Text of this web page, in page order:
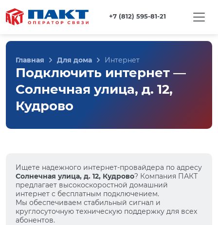
+7 (812) 595-81-21
Главная Для дома Интернет
Подключить интернет —
Солнечная улица, д. 12,
Кудрово
Ищете надежного интернет-провайдера по адресу
Солнечная улица, д. 12, Кудрово? Компания ПАКТ
предлагает высокоскоростной домашний
интернет с бесплатным подключением.
Мы обеспечиваем стабильный сигнал и
круглосуточную техническую поддержку для всех
абонентов.